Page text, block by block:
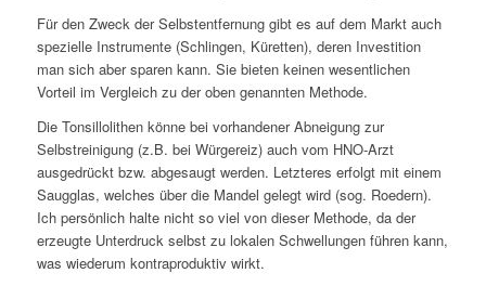
Für den Zweck der Selbstentfernung gibt es auf dem Markt auch
spezielle Instrumente (Schlingen, Küretten), deren Investition
man sich aber sparen kann. Sie bieten keinen wesentlichen
Vorteil im Vergleich zu der oben genannten Methode.
Die Tonsillolithen könne bei vorhandener Abneigung zur
Selbstreinigung (z.B. bei Würgereiz) auch vom HNO-Arzt
ausgedrückt bzw. abgesaugt werden. Letzteres erfolgt mit einem
Saugglas, welches über die Mandel gelegt wird (sog. Roedern).
Ich persönlich halte nicht so viel von dieser Methode, da der
erzeugte Unterdruck selbst zu lokalen Schwellungen führen kann,
was wiederum kontraproduktiv wirkt.